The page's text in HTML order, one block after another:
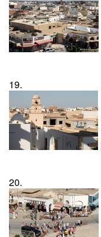
19.
20.